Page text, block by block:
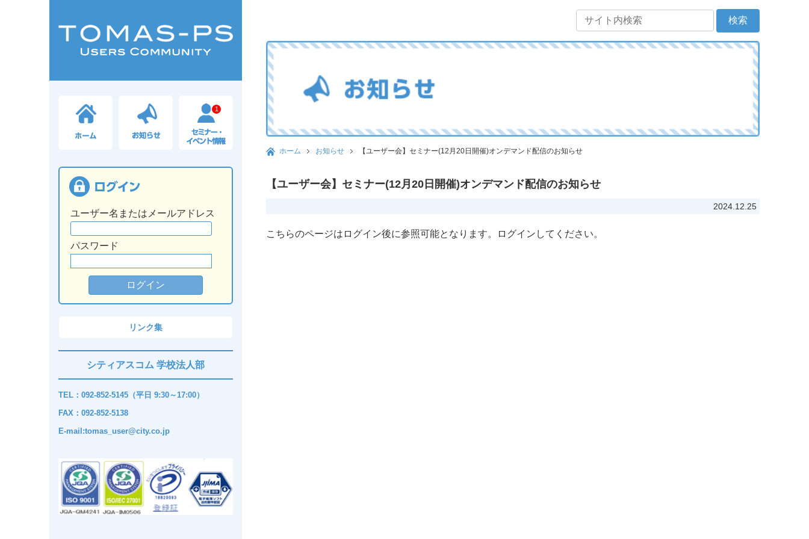
1
ユーザー名またはメールアドレス
パスワード
リンク集
シティアスコム 学校法人部
TEL：092-852-5145（平日 9:30～17:00）
FAX：092-852-5138
E-mail:tomas_user@city.co.jp
ホーム お知らせ 【ユーザー会】セミナー(12月20日開催)オンデマンド配信のお知らせ
【ユーザー会】セミナー(12月20日開催)オンデマンド配信のお知らせ
2024.12.25
こちらのページはログイン後に参照可能となります。ログインしてください。